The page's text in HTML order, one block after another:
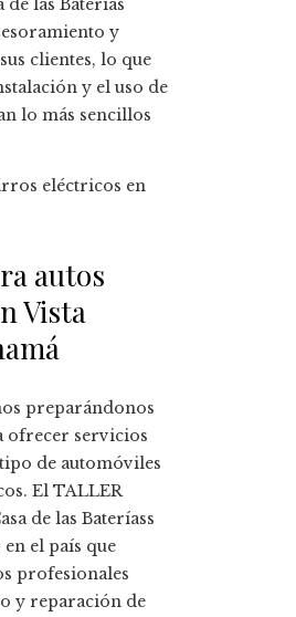
de las Baterías
y
clientes, lo que
y el uso de
lo más sencillos
autos
Vista
preparándonos
ofrecer servicios
de automóviles
El TALLER
de las Bateríass
el país que
profesionales
y reparación de